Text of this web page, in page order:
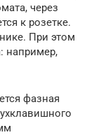
через
к розетке.
При этом
например,
фазная